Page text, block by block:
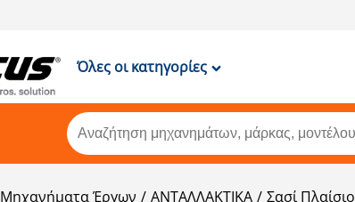
Όλες οι κατηγορίες
Μηχανήματα Έργων ΑΝΤΑΛΛΑΚΤΙΚΑ Σασί Πλαίσιο